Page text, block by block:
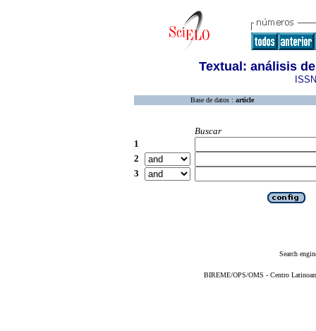
Textual: análisis
Base de datos : article
Buscar
1
2
3
Search
BIREME/OPS/OMS - Centro